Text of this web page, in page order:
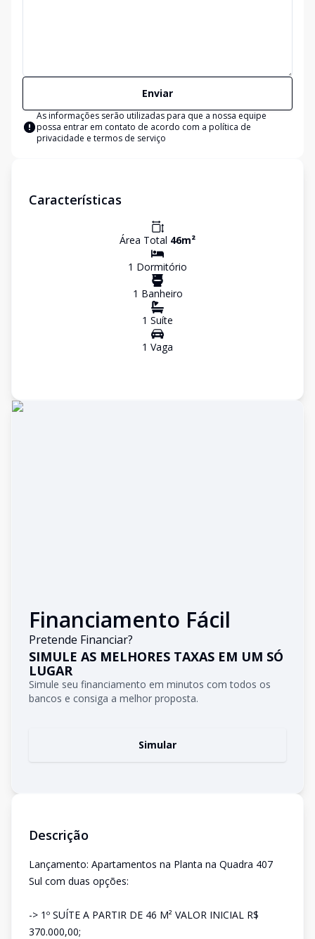
Enviar
As informações serão utilizadas para que a nossa equipe
possa entrar em contato de acordo com a política de
privacidade e termos de serviço
Características
Área Total 46m²
1 Dormitório
1 Banheiro
1 Suíte
1 Vaga
Financiamento Fácil
Pretende Financiar?
SIMULE AS MELHORES TAXAS EM UM SÓ
LUGAR
Simule seu financiamento em minutos com todos os
bancos e consiga a melhor proposta.
Simular
Descrição
Lançamento: Apartamentos na Planta na Quadra 407
Sul com duas opções:
-> 1º SUÍTE A PARTIR DE 46 M² VALOR INICIAL R$
370.000,00;